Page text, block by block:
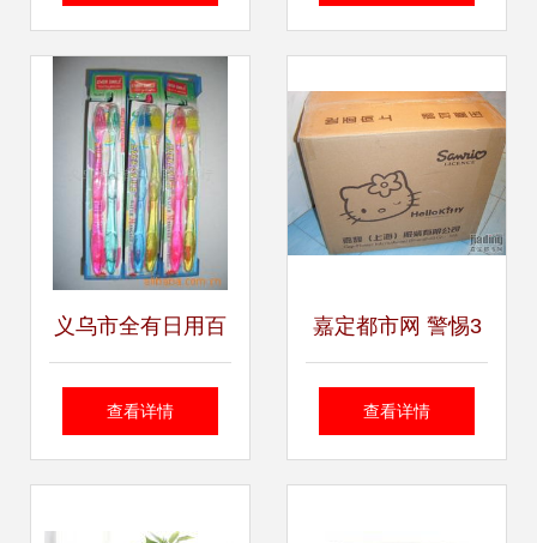
gd188.cn平台
义乌市全有日用百
货商行口腔用具产
查看详情
嘉定都市网 警惕3
件逃单事件，日用
查看详情